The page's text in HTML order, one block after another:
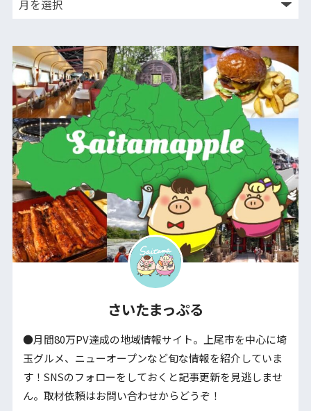
さいたまっぷる
●月間80万PV達成の地域情報サイト。上尾市を中心に埼
玉グルメ、ニューオープンなど旬な情報を紹介していま
す！SNSのフォローをしておくと記事更新を見逃しませ
ん。取材依頼はお問い合わせからどうぞ！